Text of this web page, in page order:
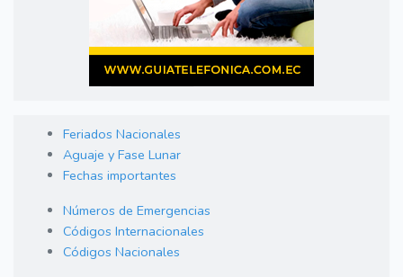
Feriados Nacionales
Aguaje y Fase Lunar
Fechas importantes
Números de Emergencias
Códigos Internacionales
Códigos Nacionales